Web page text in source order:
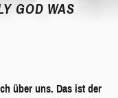
GOD WAS
über uns. Das ist der